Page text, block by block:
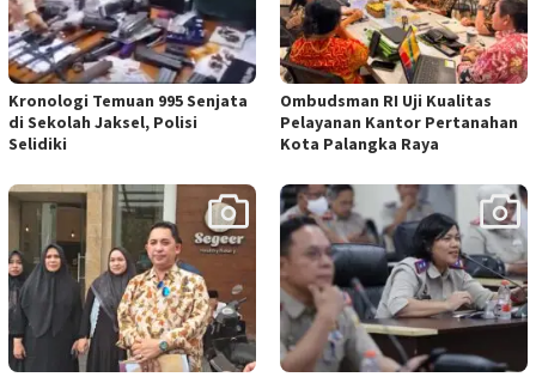
Kronologi Temuan 995 Senjata
di Sekolah Jaksel, Polisi
Selidiki
Ombudsman RI Uji Kualitas
Pelayanan Kantor Pertanahan
Kota Palangka Raya